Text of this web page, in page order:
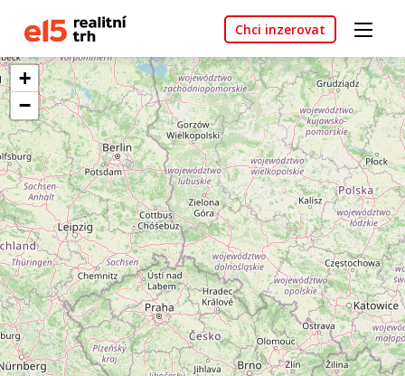
Chci inzerovat
+
−